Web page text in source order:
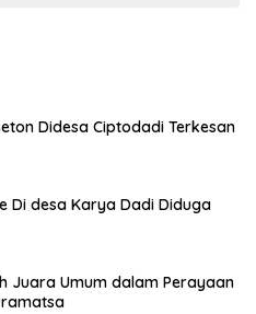
Didesa Ciptodadi Terkesan
Di desa Karya Dadi Diduga
Juara Umum dalam Perayaan